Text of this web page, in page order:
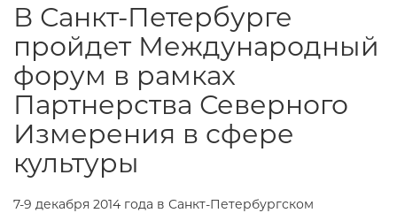
В Санкт-Петербурге
пройдет Международный
форум в рамках
Партнерства Северного
Измерения в сфере
культуры
7-9 декабря 2014 года в Санкт-Петербургском